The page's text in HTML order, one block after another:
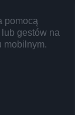
pomocą
gestów na
mobilnym.